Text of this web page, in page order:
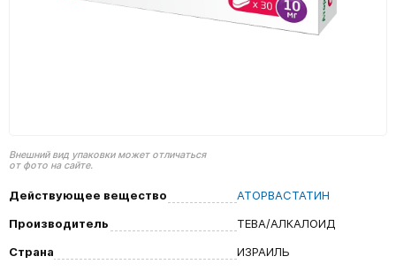
Внешний вид упаковки может отличаться
от фото на сайте.
Действующее вещество
АТОРВАСТАТИН
Производитель
ТЕВА/АЛКАЛОИД
Страна
ИЗРАИЛЬ